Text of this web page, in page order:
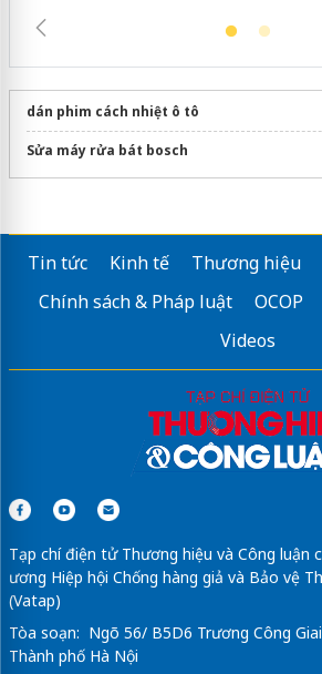
dán phim cách nhiệt ô tô
Sửa máy rửa bát bosch
Tin tức Kinh tế Thương hiệu
Chính sách & Pháp luật
OCOP
Videos
Tạp chí điện tử Thương hiệu và Công luận
ương Hiệp hội Chống hàng giả và Bảo vệ
(Vatap)
Tòa soạn: Ngõ 56/ B5D6 Trương Công Giai
Thành phố Hà Nội